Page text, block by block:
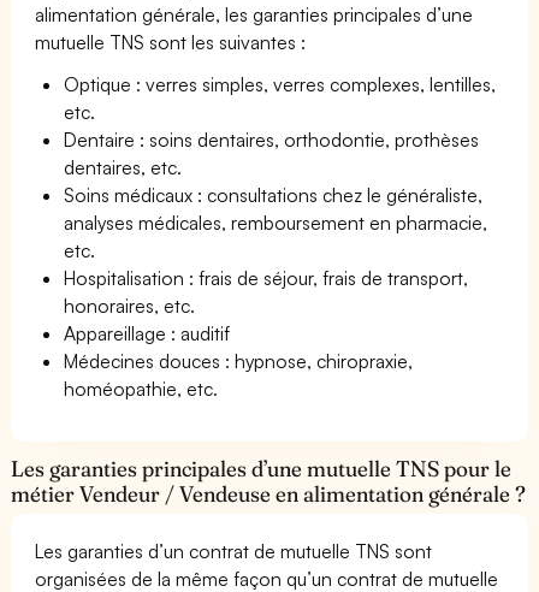
alimentation générale, les garanties principales d’une
mutuelle TNS sont les suivantes :
Optique : verres simples, verres complexes, lentilles,
etc.
Dentaire : soins dentaires, orthodontie, prothèses
dentaires, etc.
Soins médicaux : consultations chez le généraliste,
analyses médicales, remboursement en pharmacie,
etc.
Hospitalisation : frais de séjour, frais de transport,
honoraires, etc.
Appareillage : auditif
Médecines douces : hypnose, chiropraxie,
homéopathie, etc.
Les garanties principales d’une mutuelle TNS pour le
métier Vendeur / Vendeuse en alimentation générale ?
Les garanties d’un contrat de mutuelle TNS sont
organisées de la même façon qu’un contrat de mutuelle